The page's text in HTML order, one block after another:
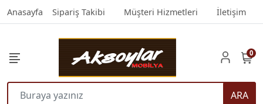
Anasayfa Sipariş Takibi Müşteri Hizmetleri İletişim
ARA
0